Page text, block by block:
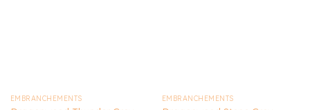
EMBRANCHEMENTS EMBRANCHEMENTS